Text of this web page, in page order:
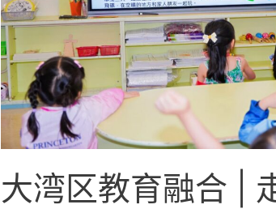
大湾区教育融合 |